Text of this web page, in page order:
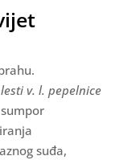
v. l. pepelnice
suđa,